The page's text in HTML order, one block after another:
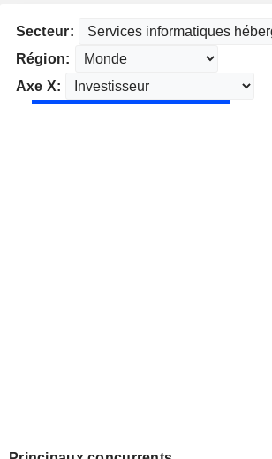
Secteur:
Région:
Axe X: